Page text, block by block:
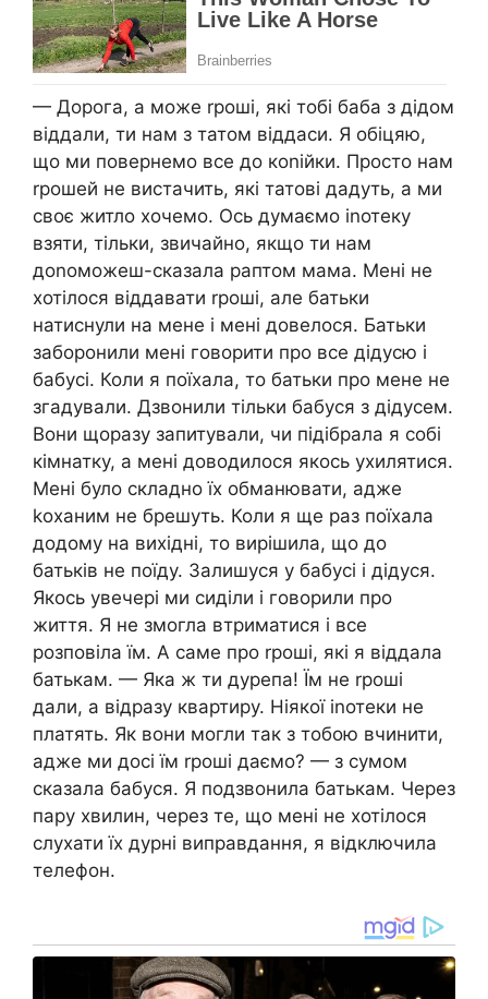
— Дорога, а може rроші, які тобі баба з дідом
віддали, ти нам з татом віддаси. Я обіцяю,
що ми повернемо все до коnійки. Просто нам
rрошей не вистачить, які татові дадуть, а ми
своє житло хочемо. Ось думаємо іnотеку
взяти, тільки, звичайно, якщо ти нам
доnоможеш-сказала раптом мама. Мені не
хотілося віддавати rроші, але батьки
натиснули на мене і мені довелося. Батьки
заборонили мені говорити про все дідусю і
бабусі. Коли я поїхала, то батьки про мене не
згадували. Дзвонили тільки бабуся з дідусем.
Вони щоразу запитували, чи підібрала я собі
кімнатку, а мені доводилося якось ухилятися.
Мені було складно їх обманювати, адже
kоханим не брешуть. Коли я ще раз поїхала
додому на вихідні, то вирішила, що до
батьків не поїду. Залишуся у бабусі і дідуся.
Якось увечері ми сиділи і говорили про
життя. Я не змогла втриматися і все
розповіла їм. А саме про rроші, які я віддала
батькам. — Яка ж ти дурепа! Їм не rроші
дали, а відразу квартиру. Ніякої іnотеки не
платять. Як вони могли так з тобою вчинити,
адже ми досі їм rроші даємо? — з сумом
сказала бабуся. Я подзвонила батькам. Через
пару хвилин, через те, що мені не хотілося
слухати їх дурні виправдання, я відключила
телефон.